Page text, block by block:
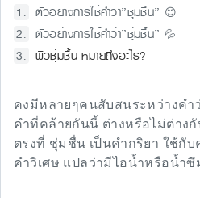
ตัวอย่างการใช้คำว่า”ชุ่มชื่น” 😊
ตัวอย่างการใช้คำว่า”ชุ่มชื้น” 💦
ผิวชุ่มชื้น หมายถึงอะไร?
คงมีหลายๆคนสับสนระหว่างค
คำที่คล้ายกันนี้ ต่างหรือไม่ต่าง
ตรงที่ ชุ่มชื่น เป็นคำกริยา ใช้กั
คำวิเศษ แปลว่ามีไอนํ้าหรือนํ้า